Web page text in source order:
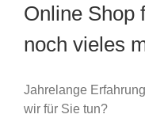
Online Shop
noch vieles
Jahrelange
wir für Sie tun?